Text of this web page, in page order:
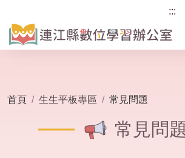
要
:::
首頁 生生平板專區 常見問題
常見問題